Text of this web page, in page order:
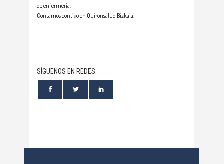
de enfermería.
Contamos contigo en Quironsalud Bizkaia.
SÍGUENOS EN REDES: